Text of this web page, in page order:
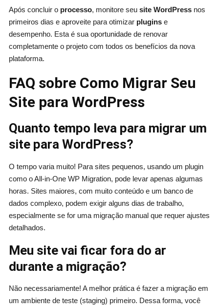
Após concluir o processo, monitore seu site WordPressnos
primeiros dias e aproveite para otimizar pluginse
desempenho. Esta é sua oportunidade de renovar
completamente o projeto com todos os benefícios da nova
plataforma.
FAQ sobre Como Migrar Seu
Site para WordPress
Quanto tempo leva para migrar um
site para WordPress?
O tempo varia muito! Para sites pequenos, usando um plugin
como o All-in-One WP Migration, pode levar apenas algumas
horas. Sites maiores, com muito conteúdo e um banco de
dados complexo, podem exigir alguns dias de trabalho,
especialmente se for uma migração manual que requer ajustes
detalhados.
Meu site vai ficar fora do ar
durante a migração?
Não necessariamente! A melhor prática é fazer a migração em
um ambiente de teste (staging) primeiro. Dessa forma, você